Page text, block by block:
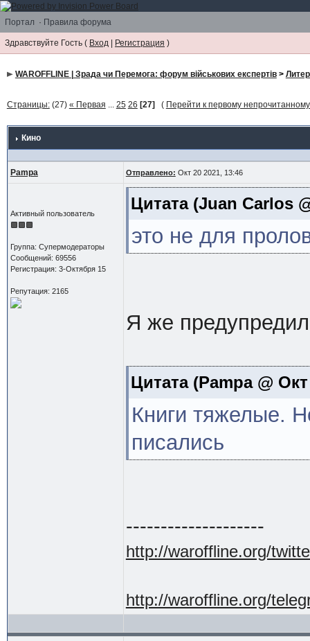
Портал · Правила форума
Здравствуйте Гость ( Вход | Регистрация )
WAROFFLINE | Зрада чи Перемога: форум військових експертів>
Страницы:(27) « Первая ... 25 26 [27] ( Перейти к первому
Кино
Pampa Отправлено: Окт 20 2021, 13:46
Активный пользователь
Группа: Супермодераторы
Сообщений: 69556
Регистрация: 3-Октября 15
Репутация: 2165
Цитата(Juan Carlos
это не для
Я же
Цитата(Pampa @ Окт
Книги тяжелые.
писались
--------------------
http://waroffline.org/
http://waroffline.org/